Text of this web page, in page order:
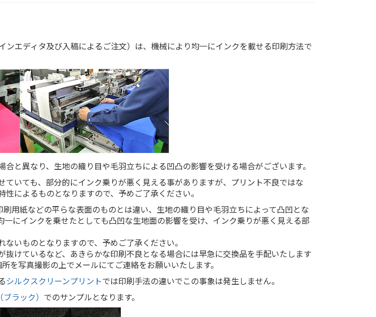
インエディタ及び入稿によるご注文）は、機械により均一にインクを載せる印刷方法で
と異なり、生地の織り目や毛羽立ちによる凹凸の影響を受ける場合がございます。
ていても、部分的にインク乗りが悪く見える事がありますが、プリント不良ではな
によるものとなりますので、予めご了承ください。
用紙などの平らな表面のものとは違い、生地の織り目や毛羽立ちによって凸凹とな
一にインクを乗せたとしても凸凹な生地面の影響を受け、インク乗りが悪く見える部
いものとなりますので、予めご了承ください。
抜けているなど、あきらかな印刷不良となる場合には早急に交換品を手配いたします
を写真撮影の上でメールにてご連絡をお願いいたします。
シルクスクリーンプリントでは印刷手法の違いでこの事象は発生しません。
ラック） でのサンプルとなります。